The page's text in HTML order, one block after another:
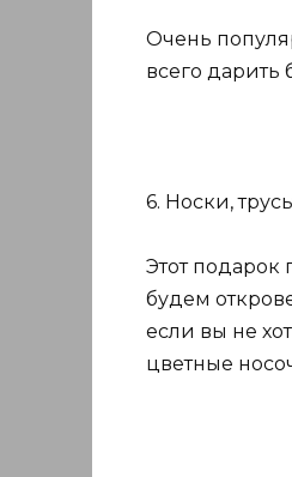
Очень
всего дарить
6. Носки,
Этот подарок
будем
если вы не
цветные